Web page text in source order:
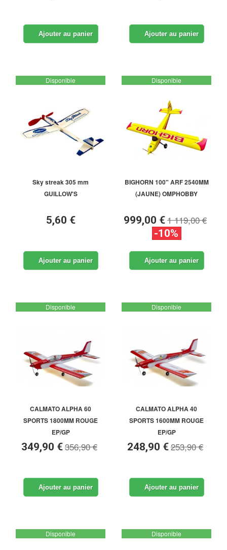
Ajouter au panier Ajouter au panier
Disponible
Sky streak 305 mm
GUILLOW'S
5,60 €
Ajouter au panier
Disponible
BIGHORN 100" ARF 2540MM
(JAUNE) OMPHOBBY
999,00 €1 119,00 €
-10%
Ajouter au panier
Disponible
CALMATO ALPHA 60
SPORTS 1800MM ROUGE
EP/GP
349,90 €356,90 €
Ajouter au panier
Disponible
CALMATO ALPHA 40
SPORTS 1600MM ROUGE
EP/GP
248,90 €253,90 €
Ajouter au panier
Disponible Disponible